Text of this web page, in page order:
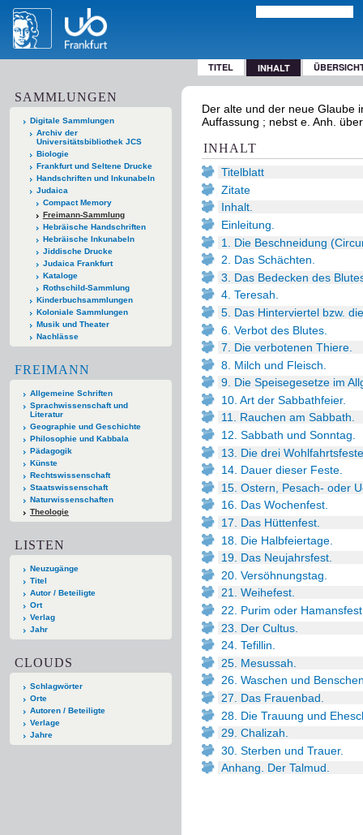
TITEL INHALT
SAMMLUNGEN
Digitale Sammlungen
Archiv der
Universitätsbibliothek JCS
Biologie
Frankfurt und Seltene Drucke
Handschriften und Inkunabeln
Judaica
Compact Memory
Freimann-Sammlung
Hebräische Handschriften
Hebräische Inkunabeln
Jiddische Drucke
Judaica Frankfurt
Kataloge
Rothschild-Sammlung
Kinderbuchsammlungen
Koloniale Sammlungen
Musik und Theater
Nachlässe
FREIMANN
Allgemeine Schriften
Sprachwissenschaft und
Literatur
Geographie und Geschichte
Philosophie und Kabbala
Pädagogik
Künste
Rechtswissenschaft
Staatswissenschaft
Naturwissenschaften
Theologie
LISTEN
Neuzugänge
Titel
Autor / Beteiligte
Ort
Verlag
Jahr
CLOUDS
Schlagwörter
Orte
Autoren / Beteiligte
Verlage
Jahre
Der alte und der neue Glaube
Auffassung ; nebst e. Anh.
INHALT
Titelblatt
Zitate
Inhalt.
Einleitung.
1. Die Beschneidung
2. Das Schächten.
3. Das Bedecken des
4. Teresah.
5. Das Hinterviertel bzw.
6. Verbot des Blutes.
7. Die verbotenen Thiere.
8. Milch und Fleisch.
9. Die Speisegesetze im
10. Art der Sabbathfeier.
11. Rauchen am Sabbath.
12. Sabbath und Sonntag.
13. Die drei
14. Dauer dieser Feste.
15. Ostern, Pesach- oder
16. Das Wochenfest.
17. Das Hüttenfest.
18. Die Halbfeiertage.
19. Das Neujahrsfest.
20. Versöhnungstag.
21. Weihefest.
22. Purim oder
23. Der Cultus.
24. Tefillin.
25. Mesussah.
26. Waschen und
27. Das Frauenbad.
28. Die Trauung und
29. Chalizah.
30. Sterben und Trauer.
Anhang. Der Talmud.